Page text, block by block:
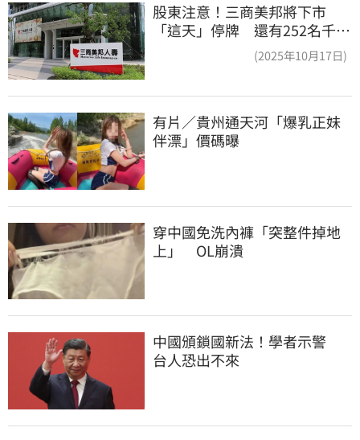
股東注意！三商美邦將下市
「這天」停牌 還有252名千張
(2025年10月17日)
有片／貴州通天河「爆乳正妹
伴漂」價碼曝
穿中國免洗內褲「突整件掉地
上」　OL崩潰
中國頒鎖國新法！學者示警
台人恐出不來